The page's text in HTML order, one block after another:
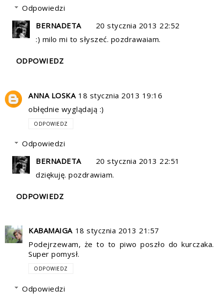
Odpowiedzi
BERNADETA
20 stycznia 2013 22:52
:) milo mi to słyszeć. pozdrawaiam.
ODPOWIEDZ
ANNA LOSKA 18 stycznia 2013 19:16
obłędnie wyglądają :)
ODPOWIEDZ
Odpowiedzi
BERNADETA
20 stycznia 2013 22:51
dziękuję. pozdrawiam.
ODPOWIEDZ
KABAMAIGA 18 stycznia 2013 21:57
Podejrzewam, że to to piwo poszło do kurczaka.
Super pomysł.
ODPOWIEDZ
Odpowiedzi